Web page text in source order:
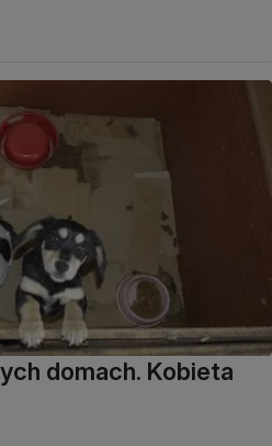
domach. Kobieta